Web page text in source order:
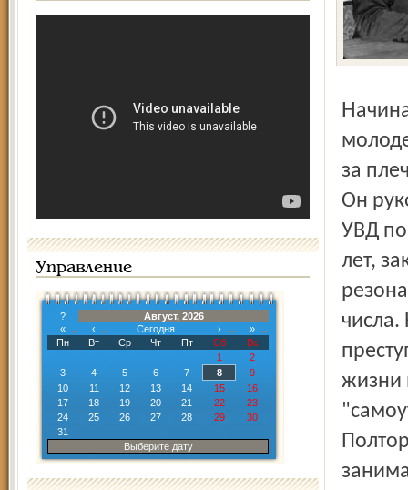
Управление
?
Август, 2026
«
‹ Сегодня ›
»
Пн
Вт Ср Чт Пт Сб
Вс
1
2
3
4 5 6 7 8
9
10
11 12 13 14 15
16
17
18 19 20 21 22
23
24
25 26 27 28 29
30
31
Выберите дату
Начинал он после окончания Таллинской школы милиции
за
Он
УВД
лет,
числа.
жизни